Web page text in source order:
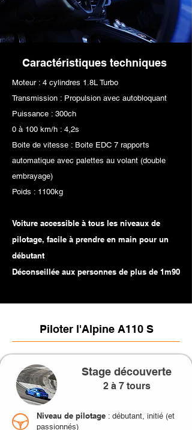
Caractéristiques techniques
Moteur : 4 cylindres 1.8L Turbo
Transmission : Propulsion avec autobloquant
Puissance : 300ch
0 à 100 km/h : 4,2s
Boite de vitesse : Boite EDC 7 rapports
automatique avec palettes au volant (double
embrayage)
Poids : 1100kg
Voiture accessible à tous les niveaux de
pilotage, facile à prendre en main pour un
débutant
Déconseillée aux personnes de plus de 1m90
Piloter l'Alpine A110 S
Stage découverte
2 à 7 tours
Niveau de pilotage : débutant, initié (et
passionnés)